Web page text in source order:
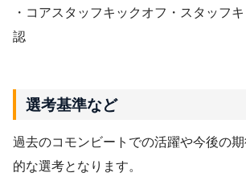
・コアスタッフキックオフ・スタッフ
認
選考基準など
過去のコモンビートでの活躍や今後の
的な選考となります。